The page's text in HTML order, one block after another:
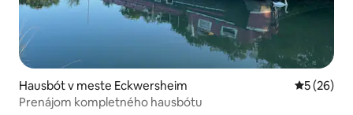
Hausbót v meste Eckwersheim
5 (26)
Prenájom kompletného hausbótu